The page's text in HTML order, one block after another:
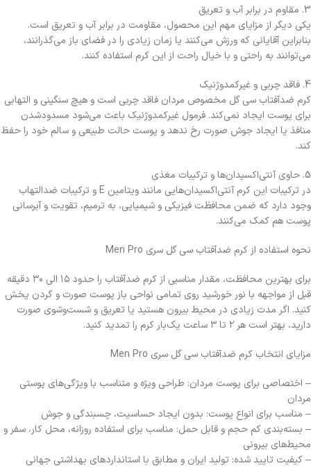
3. مقاوم در برابر آب و تعریق
یکی دیگر از مزایای مهم این محصول، مقاومت در برابر آب و تعریق است.
بنابراین آقایانی که ورزش می‌کنند یا زمان زیادی را در فضای باز می‌گذرانند،
می‌توانند به راحتی و با خیال راحت از این کرم استفاده کنند.
4. فاقد چربی و غیرکمدوژنیک
کرم ضدآفتاب سی گل مخصوص مردان فاقد چربی است و هیچ سنگینی و التهابی
برای پوست ایجاد نمی‌کند. فرمول غیرکمدوژنیک باعث می‌شود مسدودشدن
منافذ یا ایجاد جوش صورت رخ ندهد و پوست حالت طبیعی و سالم خود را حفظ
کند.
5. حاوی آنتی‌اکسیدان‌ها و ترکیبات مغذی
در ترکیبات این کرم آنتی‌اکسیدان‌هایی مانند ویتامین E و ترکیبات ضدالتهاب
وجود دارد که ضمن محافظت فیزیکی و شیمیایی، به ترمیم، تقویت و آبرسانی
پوست هم کمک می‌کنند.
نحوه استفاده از کرم ضدآفتاب سی گل سری Men Pro
برای بهترین محافظت، مقدار مناسبی از کرم ضدآفتاب را حدود ۱۵ الی ۳۰ دقیقه
قبل از مواجهه با نور خورشید روی تمامی نواحی باز پوست صورت و گردن پخش
کنید. اگر مدت زیادی در محیط بیرون هستید یا تعریق و شست‌وشوی صورت
دارید، بهتر است هر ۲ تا ۳ ساعت یک‌بار کرم را تمدید کنید.
مزایای انتخاب کرم ضدآفتاب سی گل سری Men Pro
– اختصاصی برای پوست مردان: طراحی ویژه و متناسب با ویژگی‌های پوستی
مردان
– مناسب برای انواع پوست: بدون ایجاد حساسیت، چسبندگی و جوش
– بسته‌بندی کم حجم و قابل حمل: مناسب برای استفاده روزانه، محل کار، سفر و
محیط‌های بیرونی
– کیفیت تایید شده: تولید ایران و مطابق با استانداردهای بهداشتی جهانی